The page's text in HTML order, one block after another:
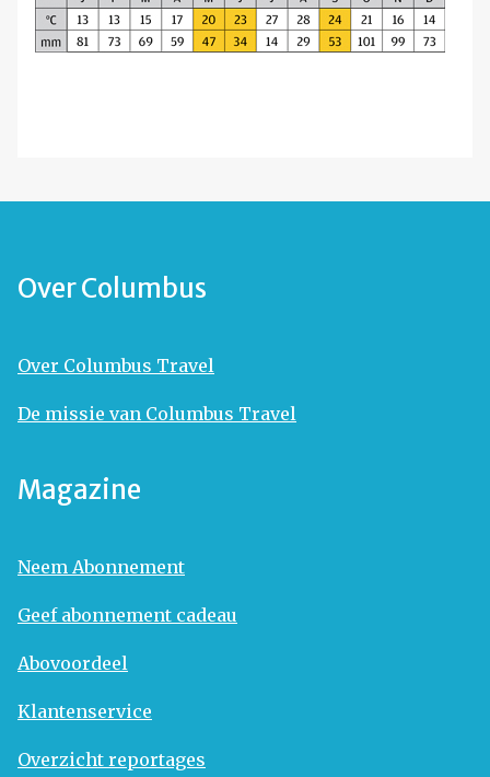
Over Columbus
Over Columbus Travel
De missie van Columbus Travel
Magazine
Neem Abonnement
Geef abonnement cadeau
Abovoordeel
Klantenservice
Overzicht reportages